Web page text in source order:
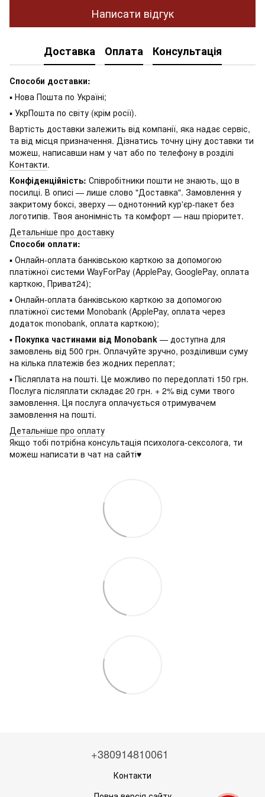
Написати відгук
Доставка Оплата Консультація
Способи доставки:
▪ Нова Пошта по Україні;
▪ УкрПошта по світу (крім росії).
Вартість доставки залежить від компанії, яка надає сервіс,
та від місця призначення. Дізнатись точну ціну доставки ти
можеш, написавши нам у чат або по телефону в розділі
Контакти.
Конфіденційність: Співробітники пошти не знають, що в
посилці. В описі — лише слово "Доставка". Замовлення у
закритому боксі, зверху — однотонний кур'єр-пакет без
логотипів. Твоя анонімність та комфорт — наш пріоритет.
Детальніше про доставку
Способи оплати:
▪ Онлайн-оплата банківською карткою за допомогою
платіжної системи WayForPay (ApplePay, GooglePay, оплата
карткою, Приват24);
▪ Онлайн-оплата банківською карткою за допомогою
платіжної системи Monobank (ApplePay, оплата через
додаток monobank, оплата карткою);
▪ Покупка частинами від Monobank — доступна для
замовлень від 500 грн. Оплачуйте зручно, розділивши суму
на кілька платежів без жодних переплат;
▪ Післяплата на пошті. Це можливо по передоплаті 150 грн.
Послуга післяплати складає 20 грн. + 2% від суми твого
замовлення. Ця послуга оплачується отримувачем
замовлення на пошті.
Детальніше про оплату
Якщо тобі потрібна консультація психолога-сексолога, ти
можеш написати в чат на сайті♥
+380914810061
Контакти